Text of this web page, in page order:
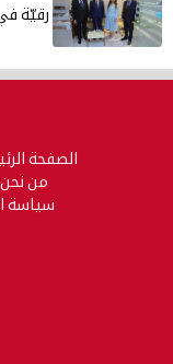
رقيّة
الصفحة
من نحن
سياسة